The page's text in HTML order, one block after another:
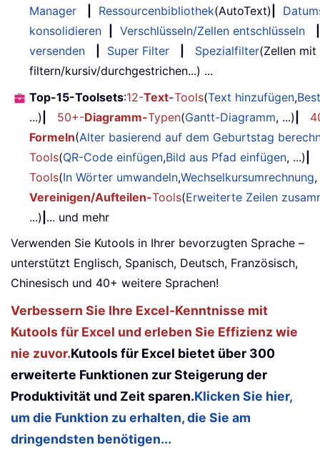
Manager
Ressourcenbibliothek(AutoText)
konsolidieren
Verschlüsseln/Zellen entschlüsseln
versenden
Super Filter Spezialfilter(Zellen
filtern/kursiv/durchgestrichen...) ...
Top-15-Toolsets:12-Text-Tools(Text hinzufügen,
...)
50+-Diagramm-Typen(Gantt-Diagramm, ...)
Formeln(Alter basierend auf dem Geburtstag
Tools(QR-Code einfügen,Bild aus Pfad einfügen, ...)
Tools(In Wörter umwandeln,Wechselkursumrechnung
Vereinigen/Aufteilen-Tools(Erweiterte Zeilen
...) ... und mehr
Verwenden Sie Kutools in Ihrer bevorzugten Sprache –
unterstützt Englisch, Spanisch, Deutsch, Französisch,
Chinesisch und 40+ weitere Sprachen!
Verbessern Sie Ihre Excel-Kenntnisse mit
Kutools für Excel und erleben Sie Effizienz wie
nie zuvor.Kutools für Excel bietet über 300
erweiterte Funktionen zur Steigerung der
Produktivität und Zeit sparen.Klicken Sie hier,
um die Funktion zu erhalten, die Sie am
dringendsten benötigen...